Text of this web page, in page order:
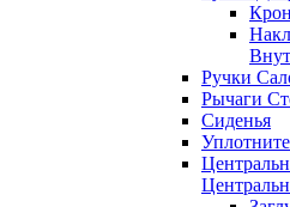
Ручки
Рычаги
Сиденья